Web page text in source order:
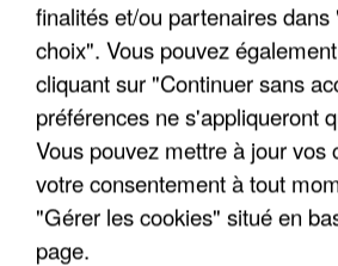
finalités et/ou partenaires
choix". Vous pouvez
cliquant sur "Continuer sans
préférences ne s'appliqueront
Vous pouvez mettre à jour vos
votre consentement à tout
"Gérer les cookies" situé en
page.